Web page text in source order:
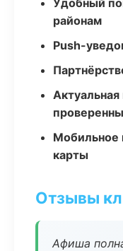
Удобный
районам
Push-
Мобильное
карты
Отзывы
Афиша